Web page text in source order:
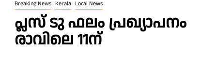
Breaking News Kerala Local News
പ്ലസ്‌ ടു ഫലം പ്രഖ്യാപനം
രാവിലെ 11ന്‌